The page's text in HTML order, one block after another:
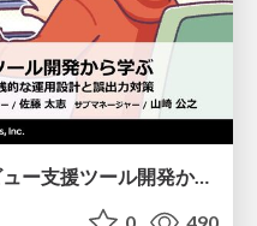
【CEDEC2026】コードレビュー支援ツール開発から学ぶ：LLMを用いた業務システムの実践的な運用設計と誤出力対策